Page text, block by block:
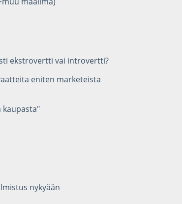
ekstrovertti vai introvertti?
eniten marketeista
kaupasta"
nykyään